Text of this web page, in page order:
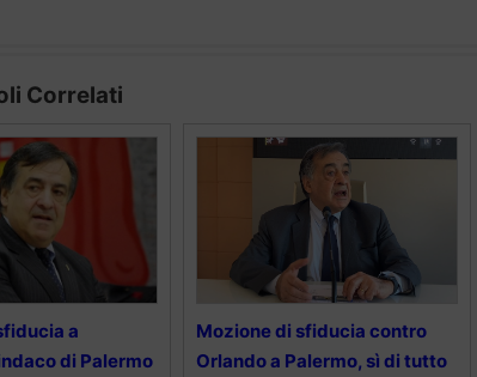
Correlati
a
di Palermo
Mozione di sfiducia contro
Orlando a Palermo, sì di tutto